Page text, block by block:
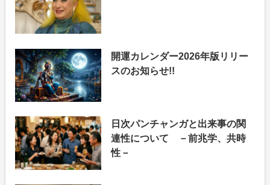
開運カレンダー2026年版リリー
スのお知らせ!!
日次パンチャンガと出来事の関
連性について －前兆学、共時
性－